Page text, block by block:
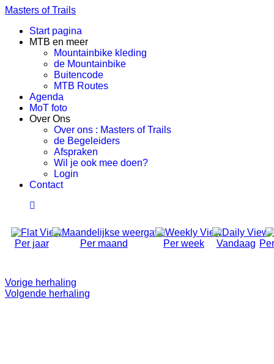
Masters of Trails
Start pagina
MTB en meer
Mountainbike kleding
de Mountainbike
Buitencode
MTB Routes
Agenda
MoT foto
Over Ons
Over ons : Masters of Trails
de Begeleiders
Afspraken
Wil je ook mee doen?
Login
Contact
Per jaar Per maand Per week Vandaag
Vorige herhaling
Volgende herhaling